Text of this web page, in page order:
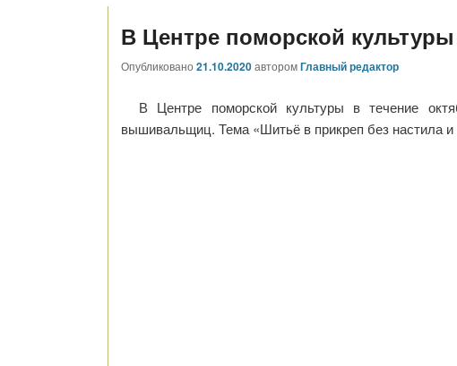
В Центре поморской культуры
Опубликовано 21.10.2020авторомГлавный редактор
В Центре поморской культуры в течение
вышивальщиц. Тема «Шитьё в прикреп без настила и